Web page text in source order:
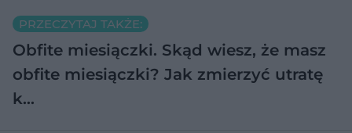
PRZECZYTAJ TAKŻE:
Obfite miesiączki. Skąd wiesz, że masz
obfite miesiączki? Jak zmierzyć utratę
k…